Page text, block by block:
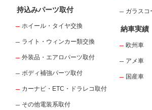
持込みパーツ取付
ホイール・タイヤ交換
ライト・ウィンカー類交換
外装品・エアロパーツ取付
ボディ補強パーツ取付
カーナビ・ETC・ドラレコ取付
その他電装系取付
ガラスコ
納車実績
欧州車
アメ車
国産車